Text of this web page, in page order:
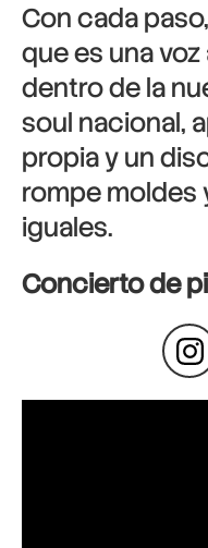
Con cada paso,
que es una
dentro de la
soul nacional,
propia y un
rompe moldes
iguales.
Concierto de